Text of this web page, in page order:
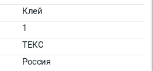
Клей
1
ТЕКС
Россия